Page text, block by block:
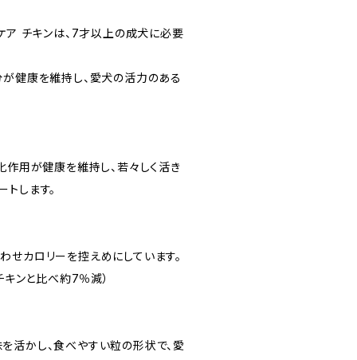
ア チキンは、7才以上の成犬に必要
が健康を維持し、愛犬の活力のある
用が健康を維持し、若々しく活き
します。
カロリーを控えめにしています。
キンと比べ約7％減）
活かし、食べやすい粒の形状で、愛